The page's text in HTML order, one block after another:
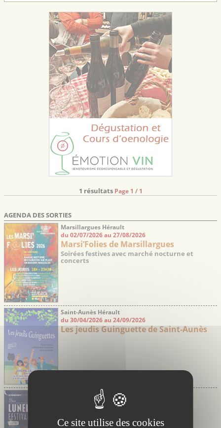
1 résultats Page 1 / 1
AGENDA DES SORTIES
Marsillargues Hérault
du 02/07/2026 au 27/08/2026
Marsi’Folies de Marsillargues
Soirées festives avec marché nocturne et
concerts
Saint-Aunès Hérault
du 30/04/2026 au 24/09/2026
Les jeudis Guinguette de Saint-Aunès
Lunel Hérault
du 06/08/2026 au 08/08/2026
Festival de Jazz de Lunel
23ème édition – Concerts gratuits
Ce site utilise des cookies